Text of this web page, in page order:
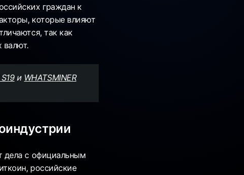
граждан к
которые влияют
так как
валют.
и WHATSMINER
дела с официальным
российские